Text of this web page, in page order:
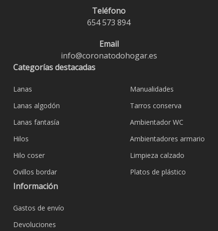
Teléfono
654 573 894
Email
info@coronatodohogar.es
Categorías destacadas
Lanas
Lanas algodón
Lanas fantasía
Hilos
Hilo coser
Ovillos bordar
Manualidades
Tarros conserva
Ambientador WC
Ambientadores armario
Limpieza calzado
Platos de plástico
Información
Gastos de envío
Devoluciones